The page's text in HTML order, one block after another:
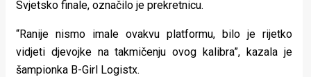
Svjetsko finale, označilo je prekretnicu.
“Ranije nismo imale ovakvu platformu, bilo je rijetko
vidjeti djevojke na takmičenju ovog kalibra”, kazala je
šampionka B-Girl Logistx.